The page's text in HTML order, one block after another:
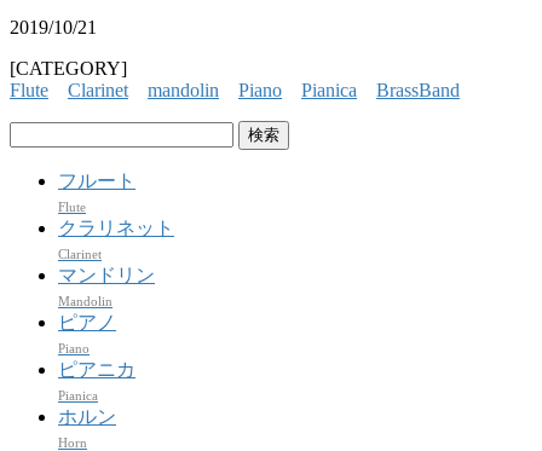
2019/10/21
[CATEGORY]
Flute
Clarinet mandolin Piano Pianica
BrassBand
フルート
Flute
クラリネット
Clarinet
マンドリン
Mandolin
ピアノ
Piano
ピアニカ
Pianica
ホルン
Horn